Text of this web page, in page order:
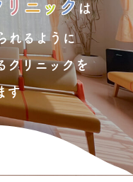
リ ニ ックは
れるように
クリニックを
す